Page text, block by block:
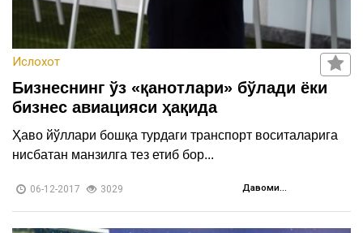
Ислохот
Бизнеснинг ўз «қанотлари» бўлади ёки
бизнес авиацияси ҳақида
Ҳаво йўллари бошқа турдаги транспорт воситаларига
нисбатан манзилга тез етиб бор...
06-12-2017 3029 Давоми...